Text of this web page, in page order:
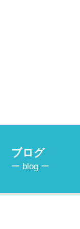
ブログ
ー blog ー